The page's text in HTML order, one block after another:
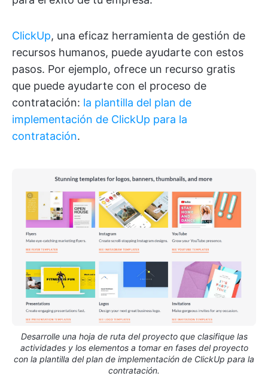
ClickUp, una eficaz herramienta de gestión de
recursos humanos, puede ayudarte con estos
pasos. Por ejemplo, ofrece un recurso gratis
que puede ayudarte con el proceso de
contratación: la plantilla del plan de
implementación de ClickUp para la
contratación.
Desarrolle una hoja de ruta del proyecto que clasifique las
actividades y los elementos a tomar en fases del proyecto
con la plantilla del plan de implementación de ClickUp para la
contratación.